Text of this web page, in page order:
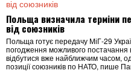
Польща визначила терміни
від союзників
Польща готує передачу МіГ-29
погодження можливого постачання
відбутися вже найближчим часом,
позиції союзників по НАТО, пише